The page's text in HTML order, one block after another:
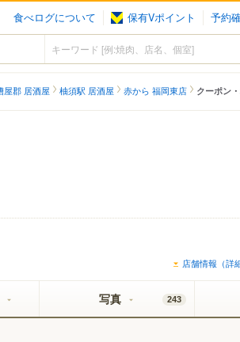
食べログについて 保有Vポイント 予約
屋郡 居酒屋 柚須駅 居酒屋 赤から 福岡東店 クーポン
店舗情報（詳
写真 243